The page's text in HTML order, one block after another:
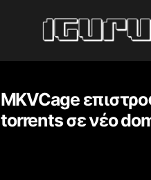
MKVCage
torrents σε νέο